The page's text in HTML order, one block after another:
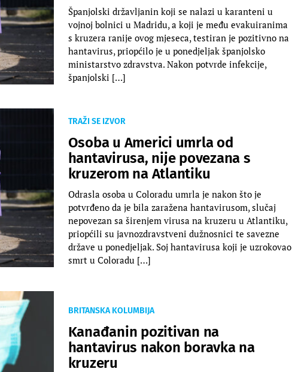
Španjolski državljanin koji se nalazi u karanteni u
vojnoj bolnici u Madridu, a koji je među evakuiranima
s kruzera ranije ovog mjeseca, testiran je pozitivno na
hantavirus, priopćilo je u ponedjeljak španjolsko
ministarstvo zdravstva. Nakon potvrde infekcije,
španjolski […]
TRAŽI SE IZVOR
Osoba u Americi umrla od
hantavirusa, nije povezana s
kruzerom na Atlantiku
Odrasla osoba u Coloradu umrla je nakon što je
potvrđeno da je bila zaražena hantavirusom, slučaj
nepovezan sa širenjem virusa na kruzeru u Atlantiku,
priopćili su javnozdravstveni dužnosnici te savezne
države u ponedjeljak. Soj hantavirusa koji je uzrokovao
smrt u Coloradu […]
BRITANSKA KOLUMBIJA
Kanađanin pozitivan na
hantavirus nakon boravka na
kruzeru